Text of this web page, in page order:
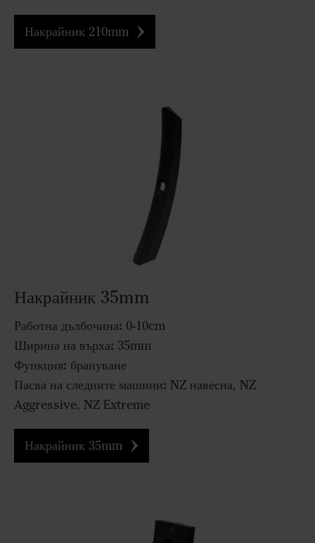
Накрайник 210mm
Накрайник 35mm
Работна дълбочина: 0-10cm
Ширина на върха: 35mm
Функция: брануване
Пасва на следните машини: NZ навесна, NZ
Aggressive, NZ Extreme
Накрайник 35mm